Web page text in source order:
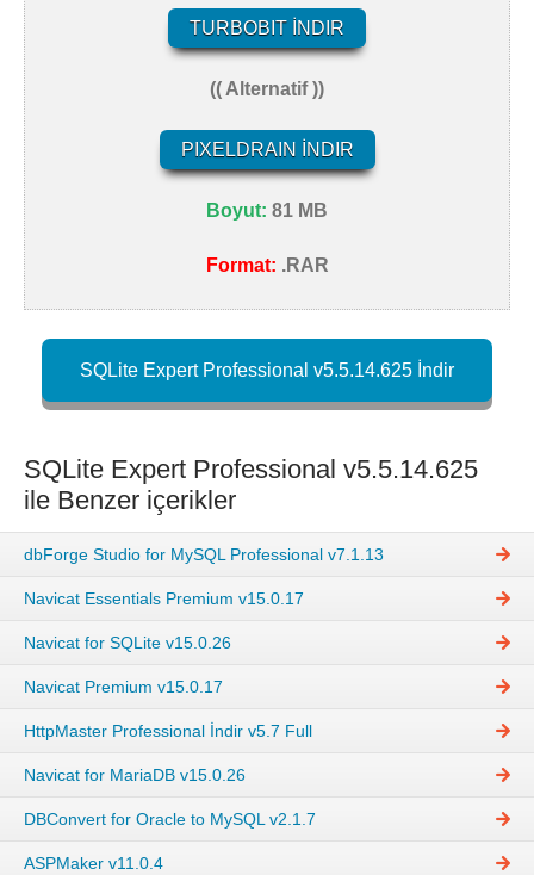
TURBOBIT İNDIR
(( Alternatif ))
PIXELDRAIN İNDIR
Boyut: 81 MB
Format: .RAR
SQLite Expert Professional v5.5.14.625 İndir
SQLite Expert Professional v5.5.14.625
ile Benzer içerikler
dbForge Studio for MySQL Professional v7.1.13
Navicat Essentials Premium v15.0.17
Navicat for SQLite v15.0.26
Navicat Premium v15.0.17
HttpMaster Professional İndir v5.7 Full
Navicat for MariaDB v15.0.26
DBConvert for Oracle to MySQL v2.1.7
ASPMaker v11.0.4